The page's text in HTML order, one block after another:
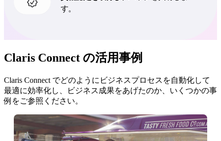
す。
Claris Connect の活用事例
Claris Connect でどのようにビジネスプロセスを自動化して
最適に効率化し、ビジネス成果をあげたのか、いくつかの事
例をご参照ください。